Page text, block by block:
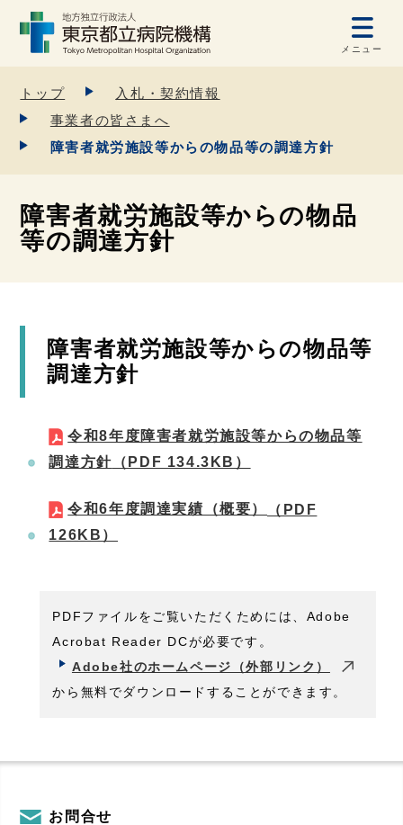
メニュー
トップ
入札・契約情報
事業者の皆さまへ
障害者就労施設等からの物品等の調達方針
障害者就労施設等からの物品
等の調達方針
障害者就労施設等からの物品等
調達方針
令和8年度障害者就労施設等からの物品等
調達方針 （PDF 134.3KB）
令和6年度調達実績（概要）
（PDF
126KB）
PDFファイルをご覧いただくためには、Adobe
Acrobat Reader DCが必要です。
Adobe社のホームページ（外部リンク）
から無料でダウンロードすることができます。
お問合せ